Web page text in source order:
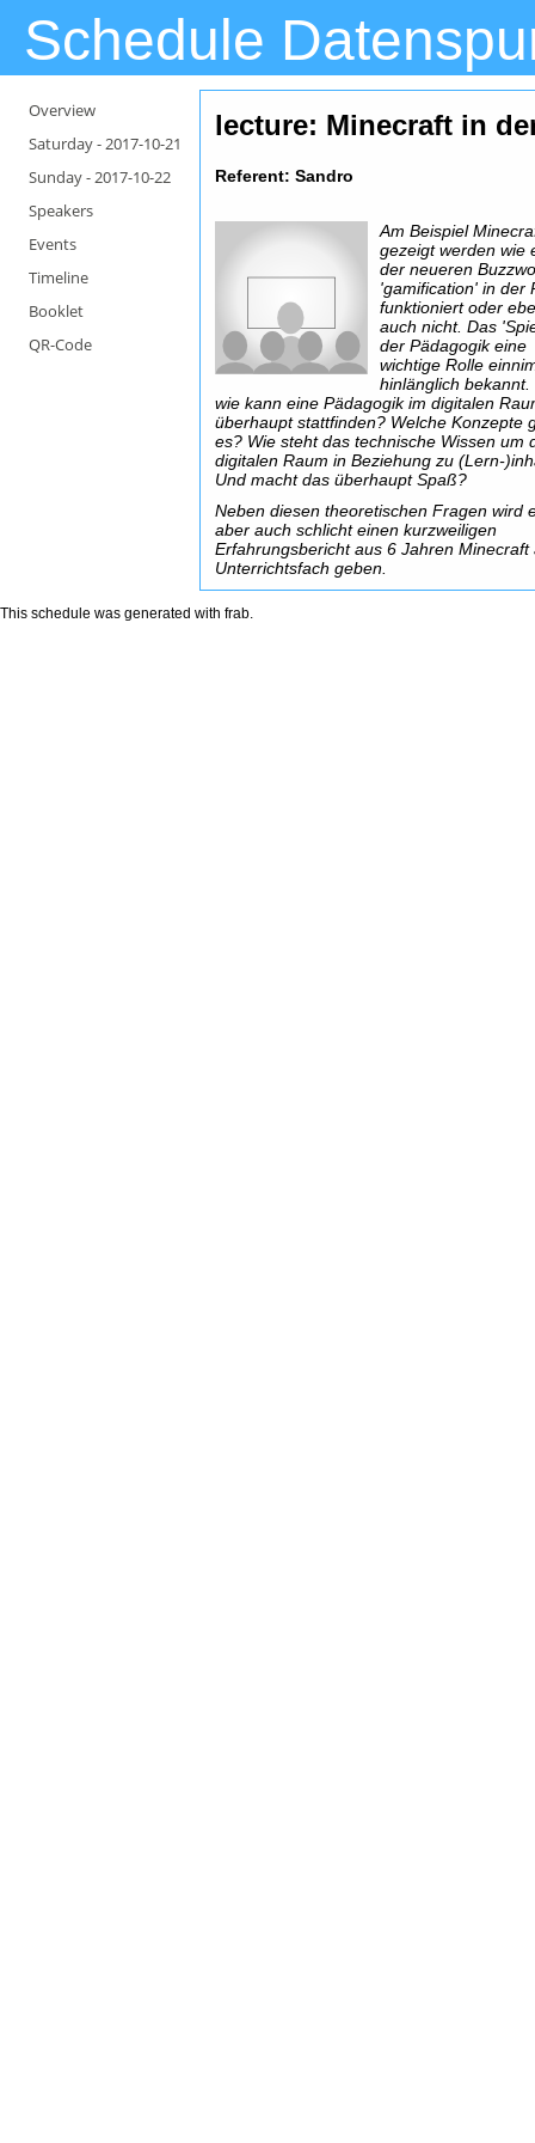
Schedule
Overview
Saturday -2017-10-21
Sunday -2017-10-22
Speakers
Events
Timeline
Booklet
QR-Code
lecture: Minecraft in
Referent: Sandro
Am Beispiel
gezeigt werden wie
der neueren
'gamification' in der
funktioniert oder
auch nicht. Das
der Pädagogik eine
wichtige Rolle
hinlänglich bekannt.
wie kann eine Pädagogik im digitalen
überhaupt stattfinden? Welche Konzepte
es? Wie steht das technische Wissen um
digitalen Raum in Beziehung zu (Lern-
Und macht das überhaupt Spaß?
Neben diesen theoretischen Fragen wird
aber auch schlicht einen kurzweiligen
Erfahrungsbericht aus 6 Jahren Minecraft
Unterrichtsfach geben.
This schedule was generated with frab.